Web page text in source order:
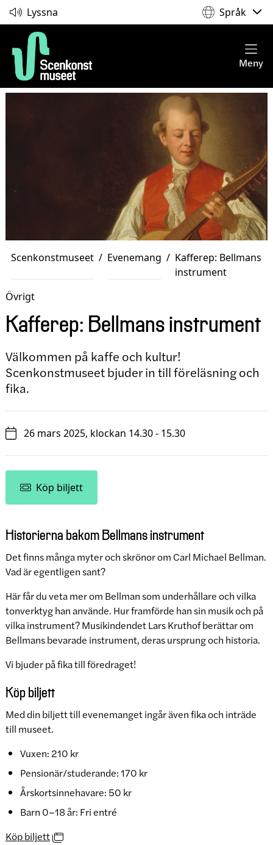
Lyssna Språk
Meny
Scenkonstmuseet / Evenemang / Kafferep: Bellmans
instrument
Övrigt
Kafferep: Bellmans instrument
Välkommen på kaffe och kultur!
Scenkonstmuseet bjuder in till föreläsning och
fika.
26 mars 2025, klockan 14.30 - 15.30
Köp biljett
Historierna bakom Bellmans instrument
Det finns många myter och skrönor om Carl Michael Bellman.
Vad är egentligen sant?
Här får du veta mer om Bellman som underhållare och vilka
tonverktyg han använde. Hur framförde han sin musik och på
vilka instrument? Musikindendet Lars Kruthof berättar om
Bellmans bevarade instrument, deras ursprung och historia.
Vi bjuder på fika till föredraget!
Köp biljett
Med din biljett till evenemanget ingår även fika och inträde
till museet.
Vuxen: 210 kr
Pensionär/studerande: 170 kr
Årskortsinnehavare: 50 kr
Barn 0–18 år: Fri entré
Köp biljett